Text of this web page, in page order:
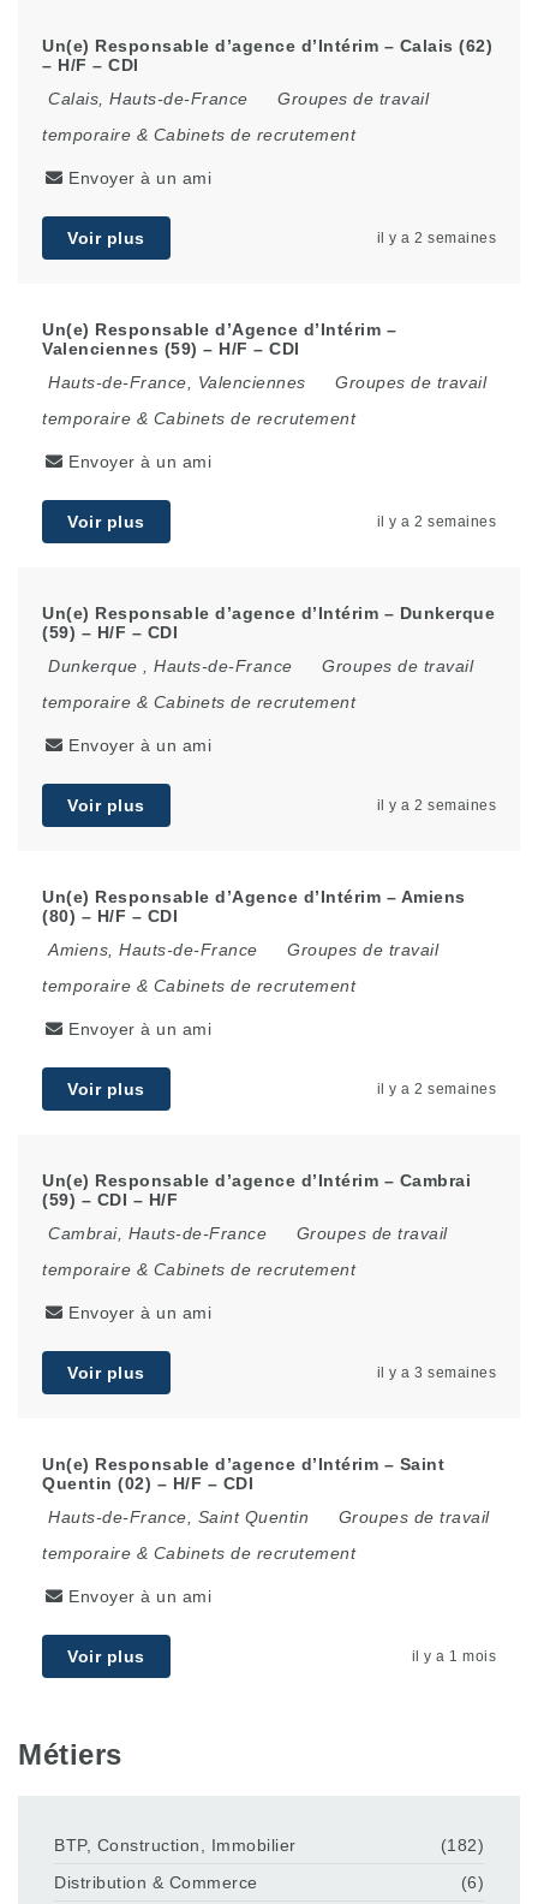
Un(e) Responsable d’agence d’Intérim – Calais (62)
– H/F – CDI
Calais Hauts-de-France
Groupes de travail
temporaire & Cabinets de recrutement
Envoyer à un ami
Voir plus il y a 2 semaines
Un(e) Responsable d’Agence d’Intérim –
Valenciennes (59) – H/F – CDI
Hauts-de-France
Valenciennes
Groupes de travail
temporaire & Cabinets de recrutement
Envoyer à un ami
Voir plus il y a 2 semaines
Un(e) Responsable d’agence d’Intérim – Dunkerque
(59) – H/F – CDI
Dunkerque
Hauts-de-France
Groupes de travail
temporaire & Cabinets de recrutement
Envoyer à un ami
Voir plus il y a 2 semaines
Un(e) Responsable d’Agence d’Intérim – Amiens
(80) – H/F – CDI
Amiens Hauts-de-France
Groupes de travail
temporaire & Cabinets de recrutement
Envoyer à un ami
Voir plus il y a 2 semaines
Un(e) Responsable d’agence d’Intérim – Cambrai
(59) – CDI – H/F
Cambrai, Hauts-de-France
Groupes de travail
temporaire & Cabinets de recrutement
Envoyer à un ami
Voir plus il y a 3 semaines
Un(e) Responsable d’agence d’Intérim – Saint
Quentin (02) – H/F – CDI
Hauts-de-France
Saint Quentin
Groupes de travail
temporaire & Cabinets de recrutement
Envoyer à un ami
Voir plus il y a 1 mois
Métiers
BTP, Construction, Immobilier
(182)
Distribution & Commerce
(6)